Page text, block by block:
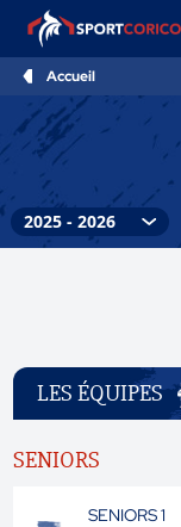
Accueil
LES ÉQUIPES
SENIORS
SENIORS 1